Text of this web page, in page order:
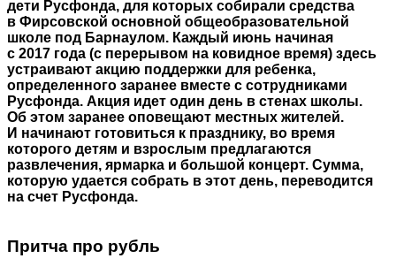
дети Русфонда, для которых собирали средства
в Фирсовской основной общеобразовательной
школе под Барнаулом. Каждый июнь начиная
с 2017 года (с перерывом на ковидное время) здесь
устраивают акцию поддержки для ребенка,
определенного заранее вместе с сотрудниками
Русфонда. Акция идет один день в стенах школы.
Об этом заранее оповещают местных жителей.
И начинают готовиться к празднику, во время
которого детям и взрослым предлагаются
развлечения, ярмарка и большой концерт. Сумма,
которую удается собрать в этот день, переводится
на счет Русфонда.
Притча про рубль